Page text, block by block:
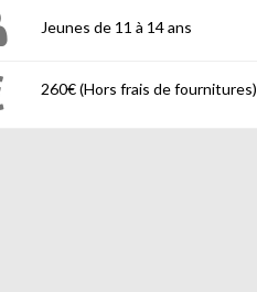
Jeunes de 11 à 14 ans
260€ (Hors frais de fournitures)